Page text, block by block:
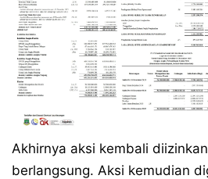
Akhirnya aksi kembali
berlangsung. Aksi kemudian